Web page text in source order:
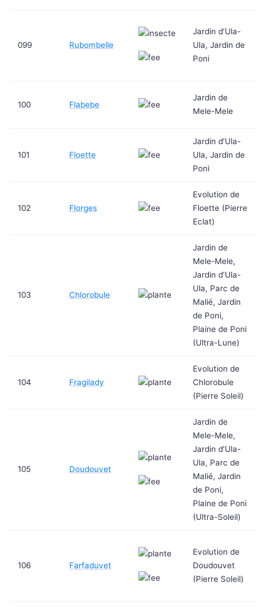
099 Rubombelle
Jardin d’Ula-
Ula, Jardin de
Poni
100 Flabebe
Jardin de
Mele-Mele
101 Floette
Jardin d’Ula-
Ula, Jardin de
Poni
102 Florges
Evolution de
Floette (Pierre
Eclat)
103 Chlorobule
Jardin de
Mele-Mele,
Jardin d’Ula-
Ula, Parc de
Malié, Jardin
de Poni,
Plaine de Poni
(Ultra-Lune)
104 Fragilady
Evolution de
Chlorobule
(Pierre Soleil)
105 Doudouvet
Jardin de
Mele-Mele,
Jardin d’Ula-
Ula, Parc de
Malié, Jardin
de Poni,
Plaine de Poni
(Ultra-Soleil)
106 Farfaduvet
Evolution de
Doudouvet
(Pierre Soleil)